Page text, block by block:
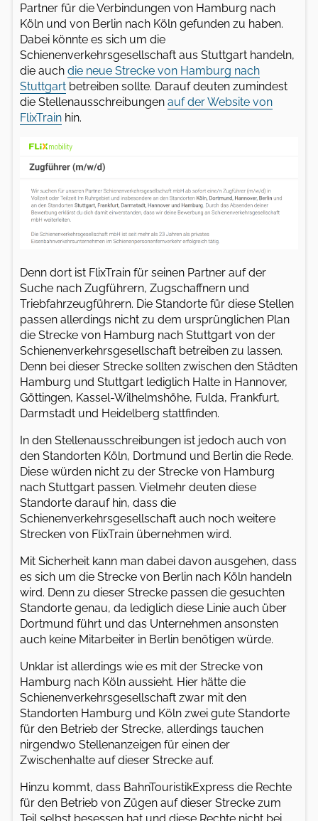
Partner für die Verbindungen von Hamburg nach
Köln und von Berlin nach Köln gefunden zu haben.
Dabei könnte es sich um die
Schienenverkehrsgesellschaft aus Stuttgart handeln,
die auch die neue Strecke von Hamburg nach
Stuttgartbetreiben sollte. Darauf deuten zumindest
die Stellenausschreibungen auf der Website von
FlixTrainhin.
Denn dort ist FlixTrain für seinen Partner auf der
Suche nach Zugführern, Zugschaffnern und
Triebfahrzeugführern. Die Standorte für diese Stellen
passen allerdings nicht zu dem ursprünglichen Plan
die Strecke von Hamburg nach Stuttgart von der
Schienenverkehrsgesellschaft betreiben zu lassen.
Denn bei dieser Strecke sollten zwischen den Städten
Hamburg und Stuttgart lediglich Halte in Hannover,
Göttingen, Kassel-Wilhelmshöhe, Fulda, Frankfurt,
Darmstadt und Heidelberg stattfinden.
In den Stellenausschreibungen ist jedoch auch von
den Standorten Köln, Dortmund und Berlin die Rede.
Diese würden nicht zu der Strecke von Hamburg
nach Stuttgart passen. Vielmehr deuten diese
Standorte darauf hin, dass die
Schienenverkehrsgesellschaft auch noch weitere
Strecken von FlixTrain übernehmen wird.
Mit Sicherheit kann man dabei davon ausgehen, dass
es sich um die Strecke von Berlin nach Köln handeln
wird. Denn zu dieser Strecke passen die gesuchten
Standorte genau, da lediglich diese Linie auch über
Dortmund führt und das Unternehmen ansonsten
auch keine Mitarbeiter in Berlin benötigen würde.
Unklar ist allerdings wie es mit der Strecke von
Hamburg nach Köln aussieht. Hier hätte die
Schienenverkehrsgesellschaft zwar mit den
Standorten Hamburg und Köln zwei gute Standorte
für den Betrieb der Strecke, allerdings tauchen
nirgendwo Stellenanzeigen für einen der
Zwischenhalte auf dieser Strecke auf.
Hinzu kommt, dass BahnTouristikExpress die Rechte
für den Betrieb von Zügen auf dieser Strecke zum
Teil selbst besessen hat und diese Rechte nicht bei